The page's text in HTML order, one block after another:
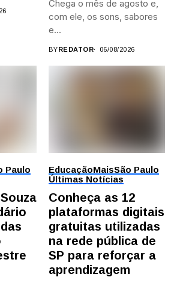
Chega o mês de agosto e,
com ele, os sons, sabores
e...
BYREDATOR 06/08/2026
Paulo
EducaçãoMaisSão Paulo
Últimas Notícias
Conheça as 12
plataformas digitais
gratuitas utilizadas
na rede pública de
SP para reforçar a
aprendizagem